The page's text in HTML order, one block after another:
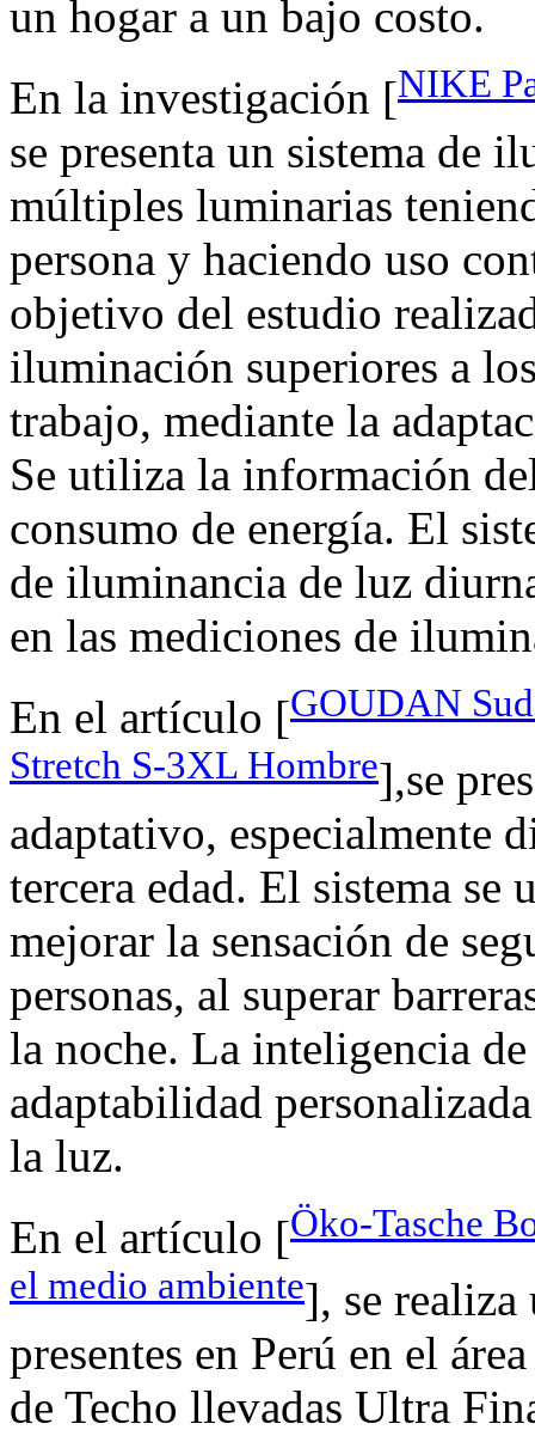
un hogar a un bajo costo.
En la investigación [NIKE
se presenta un sistema de
múltiples luminarias
persona y haciendo uso
objetivo del estudio
iluminación superiores a
trabajo, mediante la
Se utiliza la información
consumo de energía. El
de iluminancia de luz
en las mediciones de
En el artículo [GOUDAN
Stretch S-3XL Hombre],se
adaptativo, especialmente
tercera edad. El sistema
mejorar la sensación de
personas, al superar
la noche. La inteligencia de
adaptabilidad
la luz.
En el artículo [Öko-Tasche
el medio ambiente], se realiza
presentes en Perú en el
de Techo llevadas Ultra